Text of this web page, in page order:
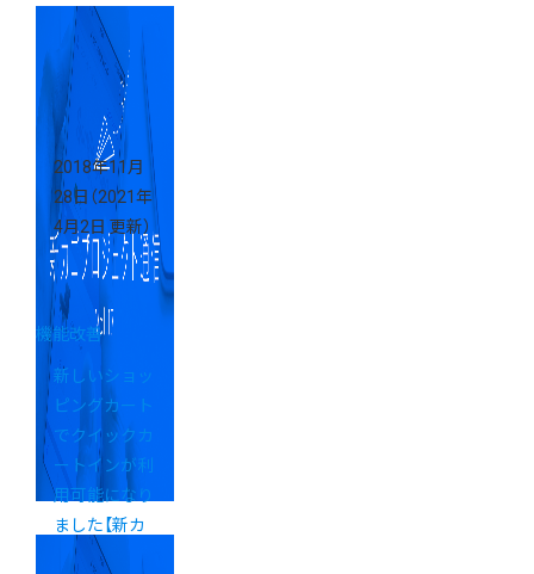
2018年11月
28日 （2021年
4月2日 更新）
機能改善
新しいショッ
ピングカート
でクイックカ
ートインが利
用可能になり
ました【新カ
ゴプロジェク